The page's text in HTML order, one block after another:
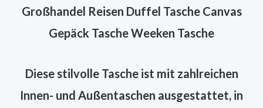
Großhandel Reisen Duffel Tasche Canvas
Gepäck Tasche Weeken Tasche
Diese stilvolle Tasche ist mit zahlreichen
Innen- und Außentaschen ausgestattet, in